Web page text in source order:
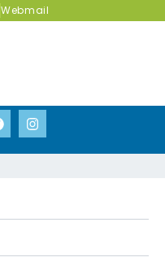
Webmail